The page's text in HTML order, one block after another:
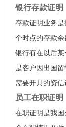
银行存款证明
存款证明业务
个时点的存款
银行有在以后
是客户因出国
需要开具的资信
员工在职证明
在职证明是我